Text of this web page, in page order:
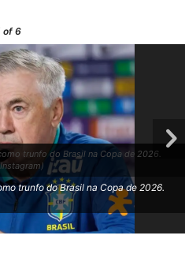
of 6
trunfo do Brasil na Copa de 2026.
trunfo do Brasil na Copa de 2026.